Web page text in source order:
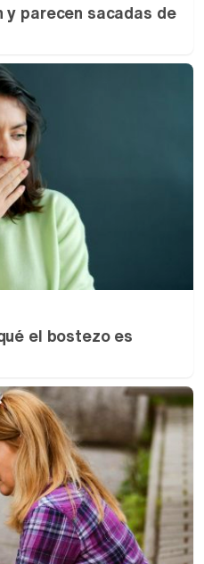
parecen sacadas de
el bostezo es